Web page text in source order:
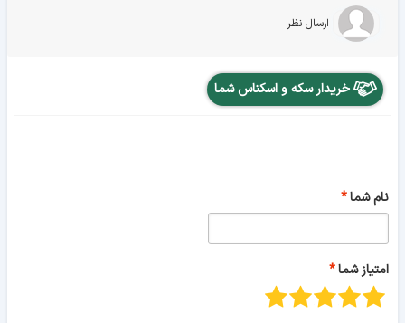
ارسال نظر
خریدار سکه و اسکناس شما
نام شما
امتیاز شما